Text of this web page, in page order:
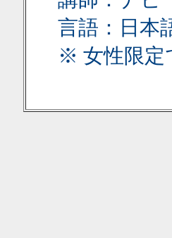
言語：日本
※ 女性限定